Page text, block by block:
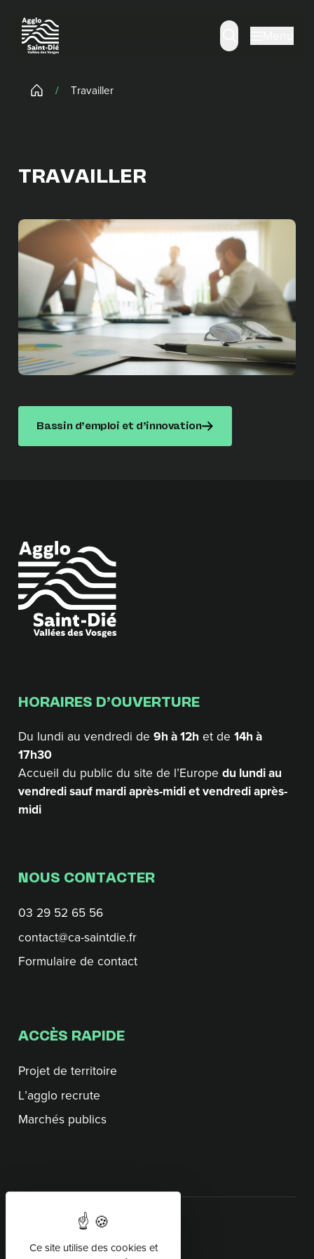
/ Travailler
TRAVAILLER
Bassin d’emploi et d’innovation
HORAIRES D’OUVERTURE
Du lundi au vendredi de9h à 12h et de14h à
17h30
Accueil du public du site de l’Europedu lundi au
vendredi sauf mardi après-midi et vendredi après-
midi
NOUS CONTACTER
03 29 52 65 56
contact@ca-saintdie.fr
Formulaire de contact
ACCÈS RAPIDE
Projet de territoire
L’agglo recrute
Marchés publics
Ce site utilise des cookies et